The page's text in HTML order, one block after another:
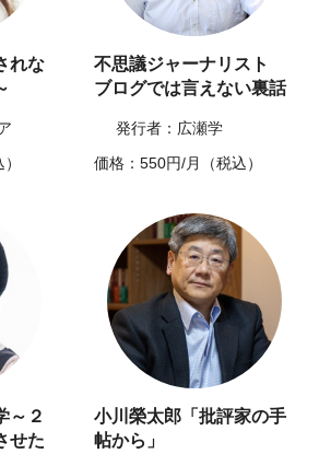
れな
不思議ジャーナリスト
ブログでは言えない裏話
発行者：広瀬学
価格：550円/月（税込）
～２
せた
小川榮太郎「批評家の手
帖から」